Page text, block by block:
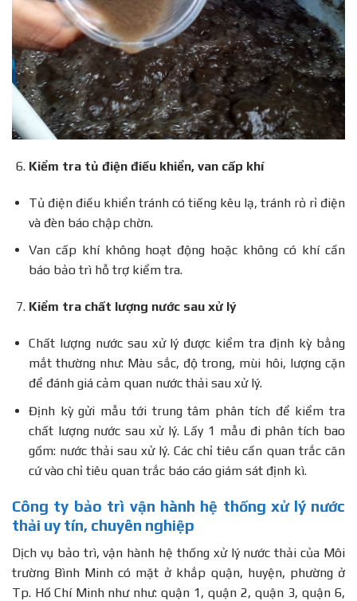
Kiểm tra tủ điện điều khiển, van cấp khí
Tủ điện điều khiển tránh có tiếng kêu lạ, tránh rỏ rỉ điện
và đèn báo chập chờn.
Van cấp khí không hoạt động hoặc không có khí cần
báo bảo trì hỗ trợ kiểm tra.
Kiểm tra chất lượng nước sau xử lý
Chất lượng nước sau xử lý được kiểm tra định kỳ bằng
mắt thường như: Màu sắc, độ trong, mùi hôi, lượng cặn
để đánh giá cảm quan nước thải sau xử lý.
Định kỳ gửi mẫu tới trung tâm phân tích để kiểm tra
chất lượng nước sau xử lý. Lấy 1 mẫu đi phân tích bao
gồm: nước thải sau xử lý. Các chỉ tiêu cần quan trắc căn
cứ vào chỉ tiêu quan trắc báo cáo giám sát định kì.
Công ty bảo trì vận hành hệ thống xử lý nước
thải uy tín, chuyên nghiệp
Dịch vụ bảo trì, vận hành hệ thống xử lý nước thải của Môi
trường Bình Minh có mặt ở khắp quận, huyện, phường ở
Tp. Hồ Chí Minh như như: quận 1, quận 2, quận 3, quận 6,